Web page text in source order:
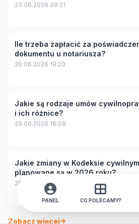
23.06.2026 09:21
Ile trzeba zapłacić za
dokumentu u notariusza?
20.06.2026 19:20
Jakie są rodzaje umów
i ich różnice?
20.06.2026 16:09
Jakie zmiany w Kodeksie cywilnym
planowane są w 2026 roku?
20.06.2026 15:59
Zobacz więcej
PANEL CO POLECAMY?